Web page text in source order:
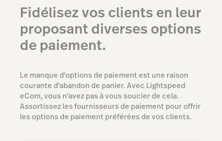
Fidélisez vos clients en leur
proposant diverses options
de paiement.
Le manque d'options de paiement est une raison
courante d'abandon de panier. Avec Lightspeed
eCom, vous n'avez pas à vous soucier de cela.
Assortissez les fournisseurs de paiement pour offrir
les options de paiement préférées de vos clients.